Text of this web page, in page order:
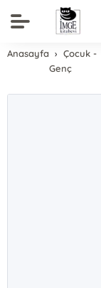
Anasayfa
Çocuk -
Genç